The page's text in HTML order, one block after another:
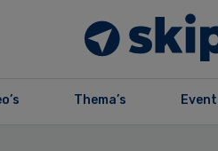
Thema’s